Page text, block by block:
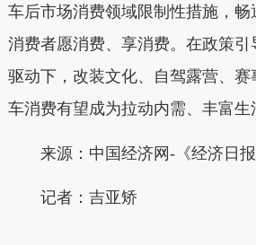
车后市场消费领域限制性措施，畅
消费者愿消费、享消费。在政策引
驱动下，改装文化、自驾露营、
车消费有望成为拉动内需、丰富生
来源：中国经济网-《经济日报
记者： 吉亚矫